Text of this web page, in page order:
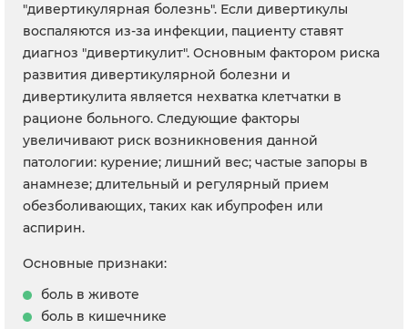
"дивертикулярная болезнь". Если дивертикулы
воспаляются из-за инфекции, пациенту ставят
диагноз "дивертикулит". Основным фактором риска
развития дивертикулярной болезни и
дивертикулита является нехватка клетчатки в
рационе больного. Следующие факторы
увеличивают риск возникновения данной
патологии: курение; лишний вес; частые запоры в
анамнезе; длительный и регулярный прием
обезболивающих, таких как ибупрофен или
аспирин.
Основные признаки:
боль в животе
боль в кишечнике